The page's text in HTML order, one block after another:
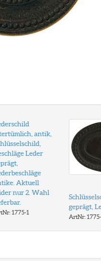
antik,
Leder
Aktuell
nur 2. Wahl
1775-1
geprägt,
ArtNr: